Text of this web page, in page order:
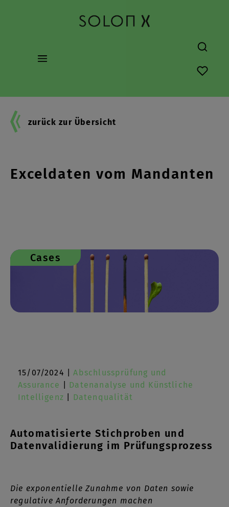
Du hast
zurück zur Übersicht
Exceldaten vom Mandanten
Cases
15/07/2024 |Abschlussprüfung und
Assurance
Datenanalyse und Künstliche
Intelligenz
Datenqualität
Automatisierte Stichproben und
Datenvalidierung im Prüfungsprozess
Die exponentielle Zunahme von Daten sowie
regulative Anforderungen machen